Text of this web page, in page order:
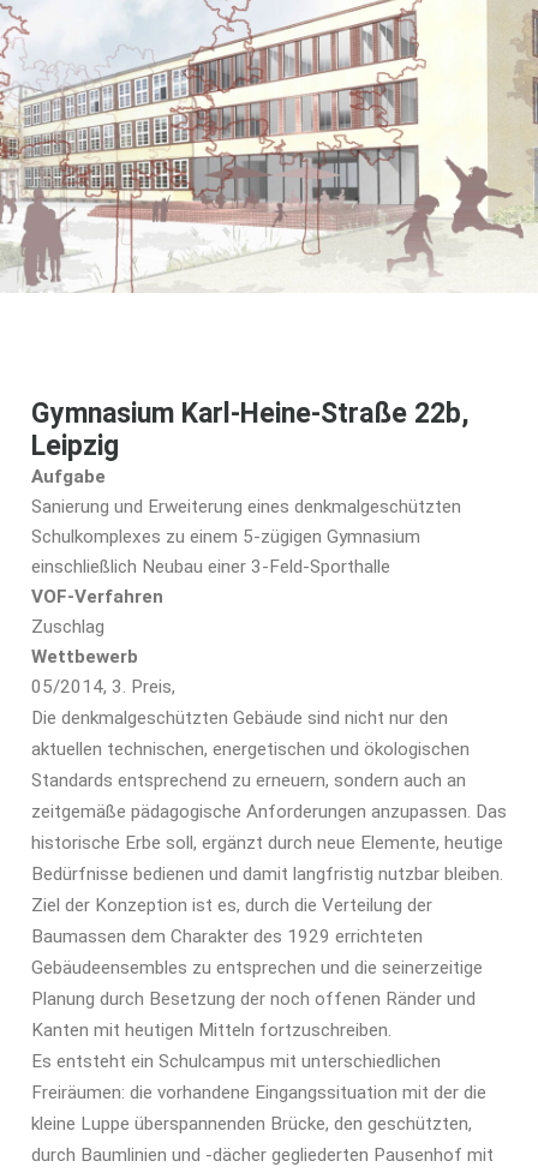
Gymnasium Karl-Heine-Straße 22b,
Leipzig
Aufgabe
Sanierung und Erweiterung eines denkmalgeschützten
Schulkomplexes zu einem 5-zügigen Gymnasium
einschließlich Neubau einer 3-Feld-Sporthalle
VOF-Verfahren
Zuschlag
Wettbewerb
05/2014, 3. Preis,
Die denkmalgeschützten Gebäude sind nicht nur den
aktuellen technischen, energetischen und ökologischen
Standards entsprechend zu erneuern, sondern auch an
zeitgemäße pädagogische Anforderungen anzupassen. Das
historische Erbe soll, ergänzt durch neue Elemente, heutige
Bedürfnisse bedienen und damit langfristig nutzbar bleiben.
Ziel der Konzeption ist es, durch die Verteilung der
Baumassen dem Charakter des 1929 errichteten
Gebäudeensembles zu entsprechen und die seinerzeitige
Planung durch Besetzung der noch offenen Ränder und
Kanten mit heutigen Mitteln fortzuschreiben.
Es entsteht ein Schulcampus mit unterschiedlichen
Freiräumen: die vorhandene Eingangssituation mit der die
kleine Luppe überspannenden Brücke, den geschützten,
durch Baumlinien und -dächer gegliederten Pausenhof mit